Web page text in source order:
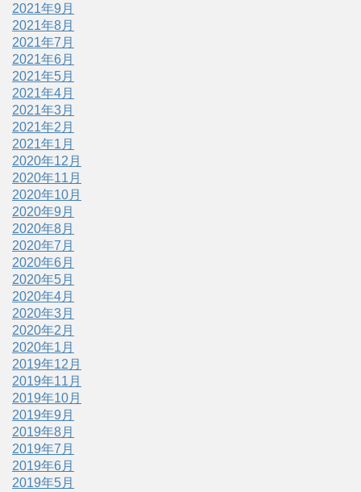
2021年9月
2021年8月
2021年7月
2021年6月
2021年5月
2021年4月
2021年3月
2021年2月
2021年1月
2020年12月
2020年11月
2020年10月
2020年9月
2020年8月
2020年7月
2020年6月
2020年5月
2020年4月
2020年3月
2020年2月
2020年1月
2019年12月
2019年11月
2019年10月
2019年9月
2019年8月
2019年7月
2019年6月
2019年5月